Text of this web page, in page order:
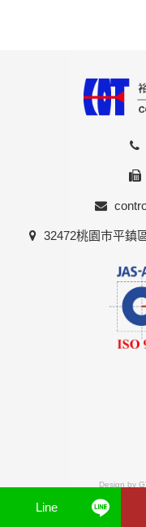
32472桃園市平鎮
Design by
Line